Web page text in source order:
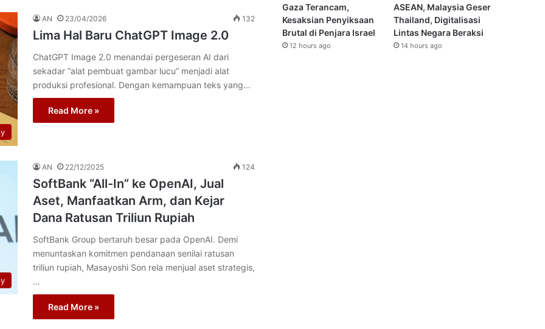
AN 23/04/2026 132
Lima Hal Baru ChatGPT Image 2.0
ChatGPT Image 2.0 menandai pergeseran AI dari
sekadar “alat pembuat gambar lucu” menjadi alat
produksi profesional. Dengan kemampuan teks yang…
Read More »
AN 22/12/2025 124
SoftBank “All-In” ke OpenAI, Jual
Aset, Manfaatkan Arm, dan Kejar
Dana Ratusan Triliun Rupiah
SoftBank Group bertaruh besar pada OpenAI. Demi
menuntaskan komitmen pendanaan senilai ratusan
triliun rupiah, Masayoshi Son rela menjual aset strategis,
…
Read More »
Gaza Terancam,
Kesaksian Penyiksaan
Brutal di Penjara Israel
12 hours ago
ASEAN, Malaysia Geser
Thailand, Digitalisasi
Lintas Negara Beraksi
14 hours ago